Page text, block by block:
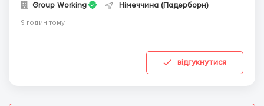
Group Working Німеччина (Падерборн)
9 годин тому
відгукнутися